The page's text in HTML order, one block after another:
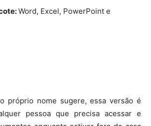
Word, Excel, PowerPoint e
próprio nome sugere, essa versão é
pessoa que precisa acessar e